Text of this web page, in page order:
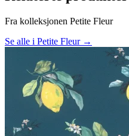
Fra kolleksjonen Petite Fleur
Se alle i Petite Fleur →